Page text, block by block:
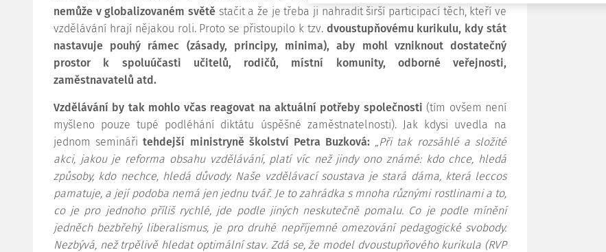
nemůže v globalizovaném světě stačit a že je třeba ji nahradit širší participací těch, kteří ve
vzdělávání hrají nějakou roli. Proto se přistoupilo k tzv. dvoustupňovému kurikulu, kdy stát
nastavuje pouhý rámec (zásady, principy, minima), aby mohl vzniknout dostatečný
prostor k spoluúčasti učitelů, rodičů, místní komunity, odborné veřejnosti,
zaměstnavatelů atd.
Vzdělávání by tak mohlo včas reagovat na aktuální potřeby společnosti (tím ovšem není
myšleno pouze tupé podléhání diktátu úspěšné zaměstnatelnosti). Jak kdysi uvedla na
jednom seminářitehdejší ministryně školství Petra Buzková: „Při tak rozsáhlé a složité
akci, jakou je reforma obsahu vzdělávání, platí víc než jindy ono známé: kdo chce, hledá
způsoby, kdo nechce, hledá důvody. Naše vzdělávací soustava je stará dáma, která leccos
pamatuje, a její podoba nemá jen jednu tvář. Je to zahrádka s mnoha různými rostlinami a to,
co je pro jednoho příliš rychlé, jde podle jiných neskutečně pomalu. Co je podle mínění
jedněch bezbřehý liberalismus, je pro druhé nepříjemné omezování pedagogické svobody.
Nezbývá, než trpělivě hledat optimální stav. Zdá se, že model dvoustupňového kurikula (RVP